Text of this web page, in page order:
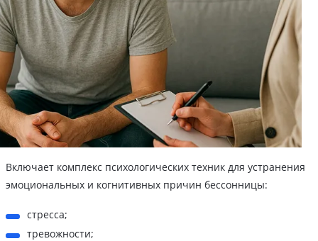
Включает комплекс психологических техник для устранения
эмоциональных и когнитивных причин бессонницы:
стресса;
тревожности;